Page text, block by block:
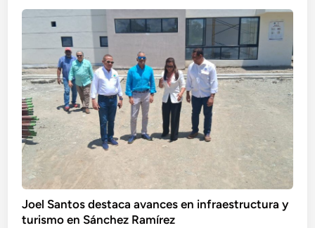
Joel Santos destaca avances en infraestructura y
turismo en Sánchez Ramírez